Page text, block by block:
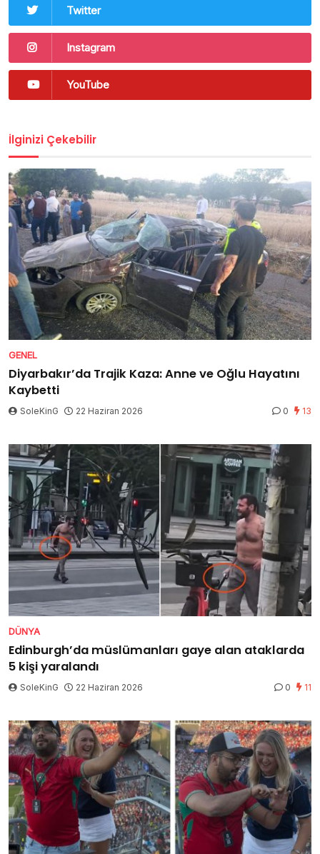
Twitter
Instagram
YouTube
İlginizi Çekebilir
GENEL
Diyarbakır’da Trajik Kaza: Anne ve Oğlu Hayatını
Kaybetti
SoleKinG 22 Haziran 2026 0 13
DÜNYA
Edinburgh’da müslümanları gaye alan ataklarda
5 kişi yaralandı
SoleKinG 22 Haziran 2026 0 11